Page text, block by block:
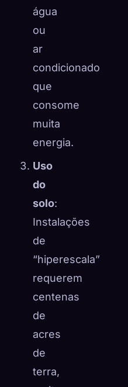
água
ou
ar
condicionado
que
consome
muita
energia.
Uso
do
solo:
Instalações
de
“hiperescala”
requerem
centenas
de
acres
de
terra,